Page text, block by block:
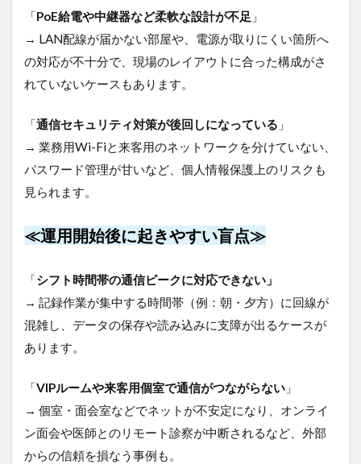
「PoE給電や中継器など柔軟な設計が不足 」
→ LAN配線が届かない部屋や、電源が取りにくい箇所へ
の対応が不十分で、現場のレイアウトに合った構成がさ
れていないケースもあります。
「通信セキュリティ対策が後回しになっている 」
→ 業務用Wi-Fiと来客用のネットワークを分けていない、
パスワード管理が甘いなど、個人情報保護上のリスクも
見られます。
≪運用開始後に起きやすい盲点≫
「シフト時間帯の通信ピークに対応できない」
→ 記録作業が集中する時間帯（例：朝・夕方）に回線が
混雑し、データの保存や読み込みに支障が出るケースが
あります。
「VIPルームや来客用個室で通信がつながらない 」
→ 個室・面会室などでネットが不安定になり、オンライ
ン面会や医師とのリモート診察が中断されるなど、外部
からの信頼を損なう事例も。